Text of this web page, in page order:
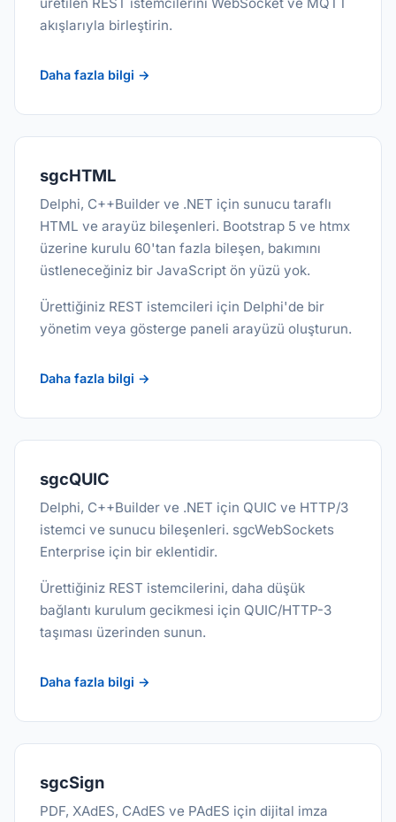
akışlarıyla birleştirin.
Daha fazla bilgi →
sgcHTML
Delphi, C++Builder ve .NET için sunucu taraflı
HTML ve arayüz bileşenleri. Bootstrap 5 ve htmx
üzerine kurulu 60'tan fazla bileşen, bakımını
üstleneceğiniz bir JavaScript ön yüzü yok.
Ürettiğiniz REST istemcileri için Delphi'de bir
yönetim veya gösterge paneli arayüzü oluşturun.
Daha fazla bilgi →
sgcQUIC
Delphi, C++Builder ve .NET için QUIC ve HTTP/3
istemci ve sunucu bileşenleri. sgcWebSockets
Enterprise için bir eklentidir.
Ürettiğiniz REST istemcilerini, daha düşük
bağlantı kurulum gecikmesi için QUIC/HTTP-3
taşıması üzerinden sunun.
Daha fazla bilgi →
sgcSign
PDF, XAdES, CAdES ve PAdES için dijital imza